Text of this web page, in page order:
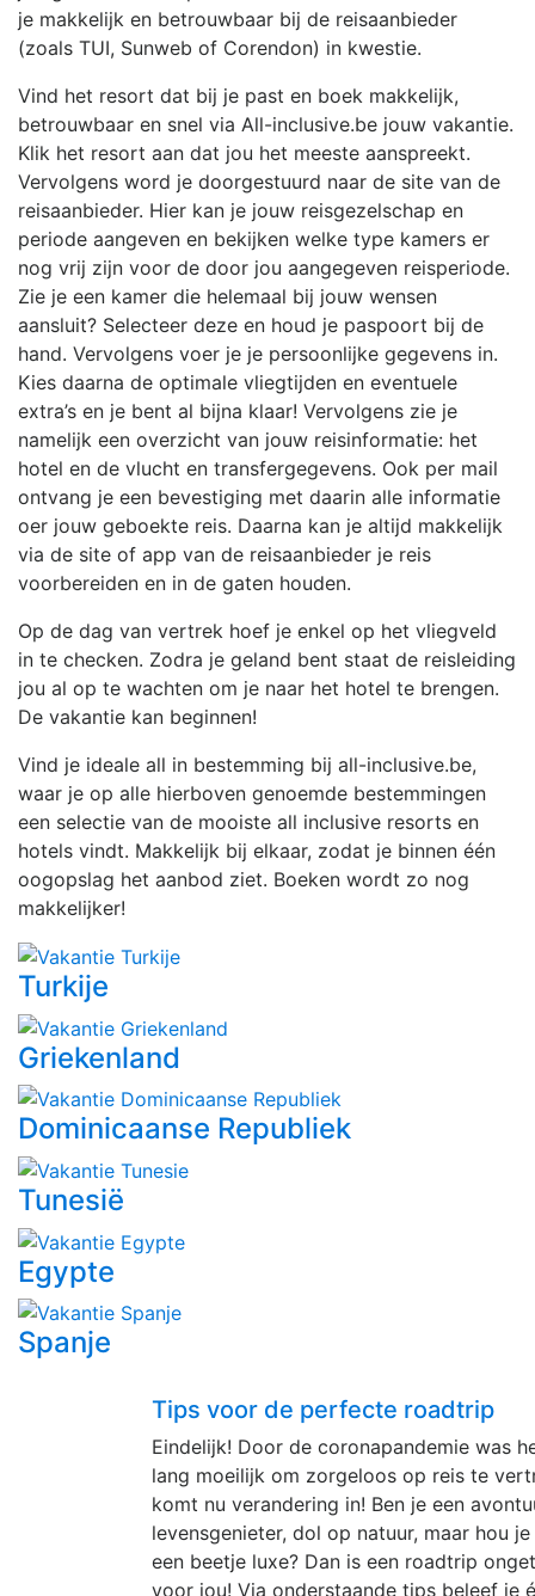
je makkelijk en betrouwbaar bij de reisaanbieder
(zoals TUI, Sunweb of Corendon) in kwestie.
Vind het resort dat bij je past en boek makkelijk,
betrouwbaar en snel via All-inclusive.be jouw vakantie.
Klik het resort aan dat jou het meeste aanspreekt.
Vervolgens word je doorgestuurd naar de site van de
reisaanbieder. Hier kan je jouw reisgezelschap en
periode aangeven en bekijken welke type kamers er
nog vrij zijn voor de door jou aangegeven reisperiode.
Zie je een kamer die helemaal bij jouw wensen
aansluit? Selecteer deze en houd je paspoort bij de
hand. Vervolgens voer je je persoonlijke gegevens in.
Kies daarna de optimale vliegtijden en eventuele
extra’s en je bent al bijna klaar! Vervolgens zie je
namelijk een overzicht van jouw reisinformatie: het
hotel en de vlucht en transfergegevens. Ook per mail
ontvang je een bevestiging met daarin alle informatie
oer jouw geboekte reis. Daarna kan je altijd makkelijk
via de site of app van de reisaanbieder je reis
voorbereiden en in de gaten houden.
Op de dag van vertrek hoef je enkel op het vliegveld
in te checken. Zodra je geland bent staat de reisleiding
jou al op te wachten om je naar het hotel te brengen.
De vakantie kan beginnen!
Vind je ideale all in bestemming bij all-inclusive.be,
waar je op alle hierboven genoemde bestemmingen
een selectie van de mooiste all inclusive resorts en
hotels vindt. Makkelijk bij elkaar, zodat je binnen één
oogopslag het aanbod ziet. Boeken wordt zo nog
makkelijker!
Turkije
Griekenland
Dominicaanse Republiek
Tunesië
Egypte
Spanje
Tips voor de perfecte roadtrip
Eindelijk! Door de coronapandemie was
lang moeilijk om zorgeloos op reis te
komt nu verandering in! Ben je een
levensgenieter, dol op natuur, maar hou
een beetje luxe? Dan is een roadtrip
voor jou! Via onderstaande tips beleef je